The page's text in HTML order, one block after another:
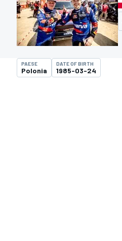
MOTOGP
PAESE
Polonia
DATE OF BIRTH
1985-03-24